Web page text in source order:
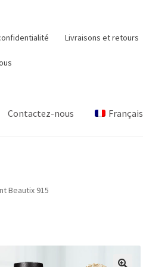
Livraisons et retours
Contactez-nous Français
Beautix 915